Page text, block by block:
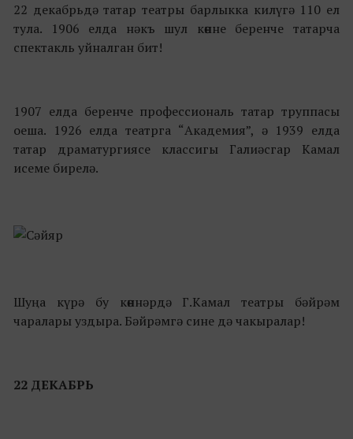
22 декабрьдә татар театры барлыкка килүгә 110 ел
тула. 1906 елда нәкъ шул көнне беренче татарча
спектакль уйналган бит!
1907 елда беренче профессиональ татар труппасы
оеша. 1926 елда театрга “Академия”, ә 1939 елда
татар драматургиясе классигы Галиәсгар Камал
исеме бирелә.
Шуңа күрә бу көннәрдә Г.Камал театры бәйрәм
чаралары уздыра. Бәйрәмгә сине дә чакыралар!
22 ДЕКАБРЬ